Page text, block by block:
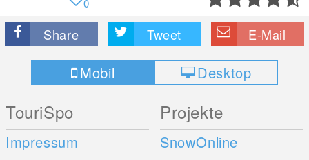
0
Share Tweet E-Mail
Mobil Desktop
TouriSpo
Impressum
Projekte
SnowOnline